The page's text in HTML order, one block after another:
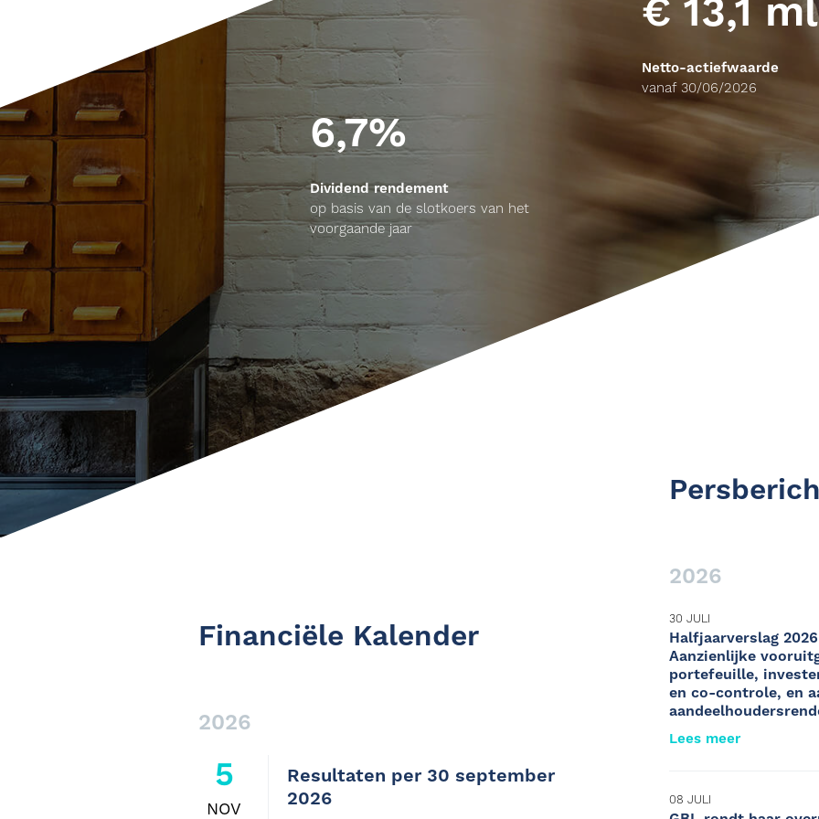
6,7%
Dividend rendement
op basis van de slotkoers van het
voorgaande jaar
€ 13,1
Netto-actiefwaarde
vanaf 30/06/2026
Financiële Kalender
2026
5
NOV
Resultaten per 30 september
2026
2026
30 JULI
Halfjaarverslag 2026
Aanzienlijke
portefeuille,
en co-controle, en
Lees meer
08 JULI